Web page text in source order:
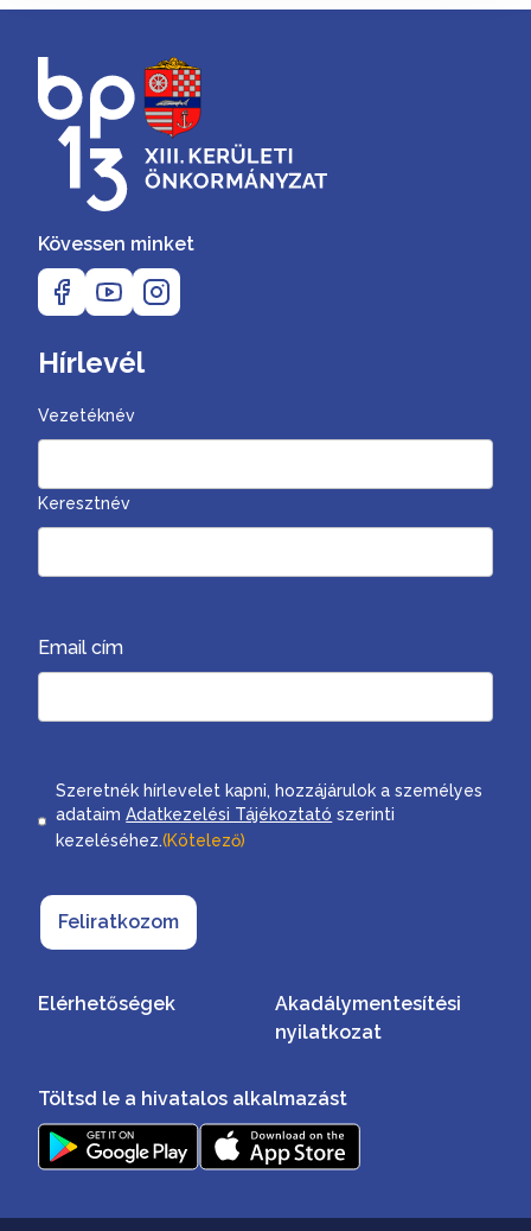
Kövessen minket
Hírlevél
Vezetéknév
Keresztnév
Email cím
Consent
Szeretnék hírlevelet kapni, hozzájárulok a személyes
adataimAdatkezelési Tájékoztató szerinti
kezeléséhez.(Kötelező)
Feliratkozom
Elérhetőségek
Akadálymentesítési
nyilatkozat
Töltsd le a hivatalos alkalmazást